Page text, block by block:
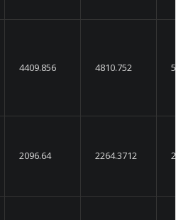
4409.856 4810.752
2096.64 2264.3712